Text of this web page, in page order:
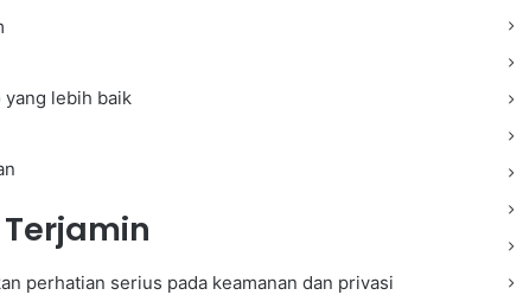
lebih baik
perhatian serius pada keamanan dan privasi